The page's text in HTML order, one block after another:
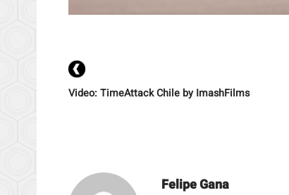
Video: TimeAttack Chile by ImashFilms
Felipe Gana